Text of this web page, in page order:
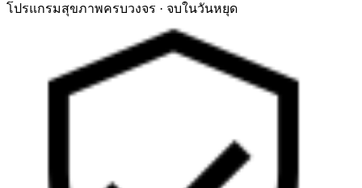
โปรแกรมสุขภาพครบวงจร · จบในวันหยุด